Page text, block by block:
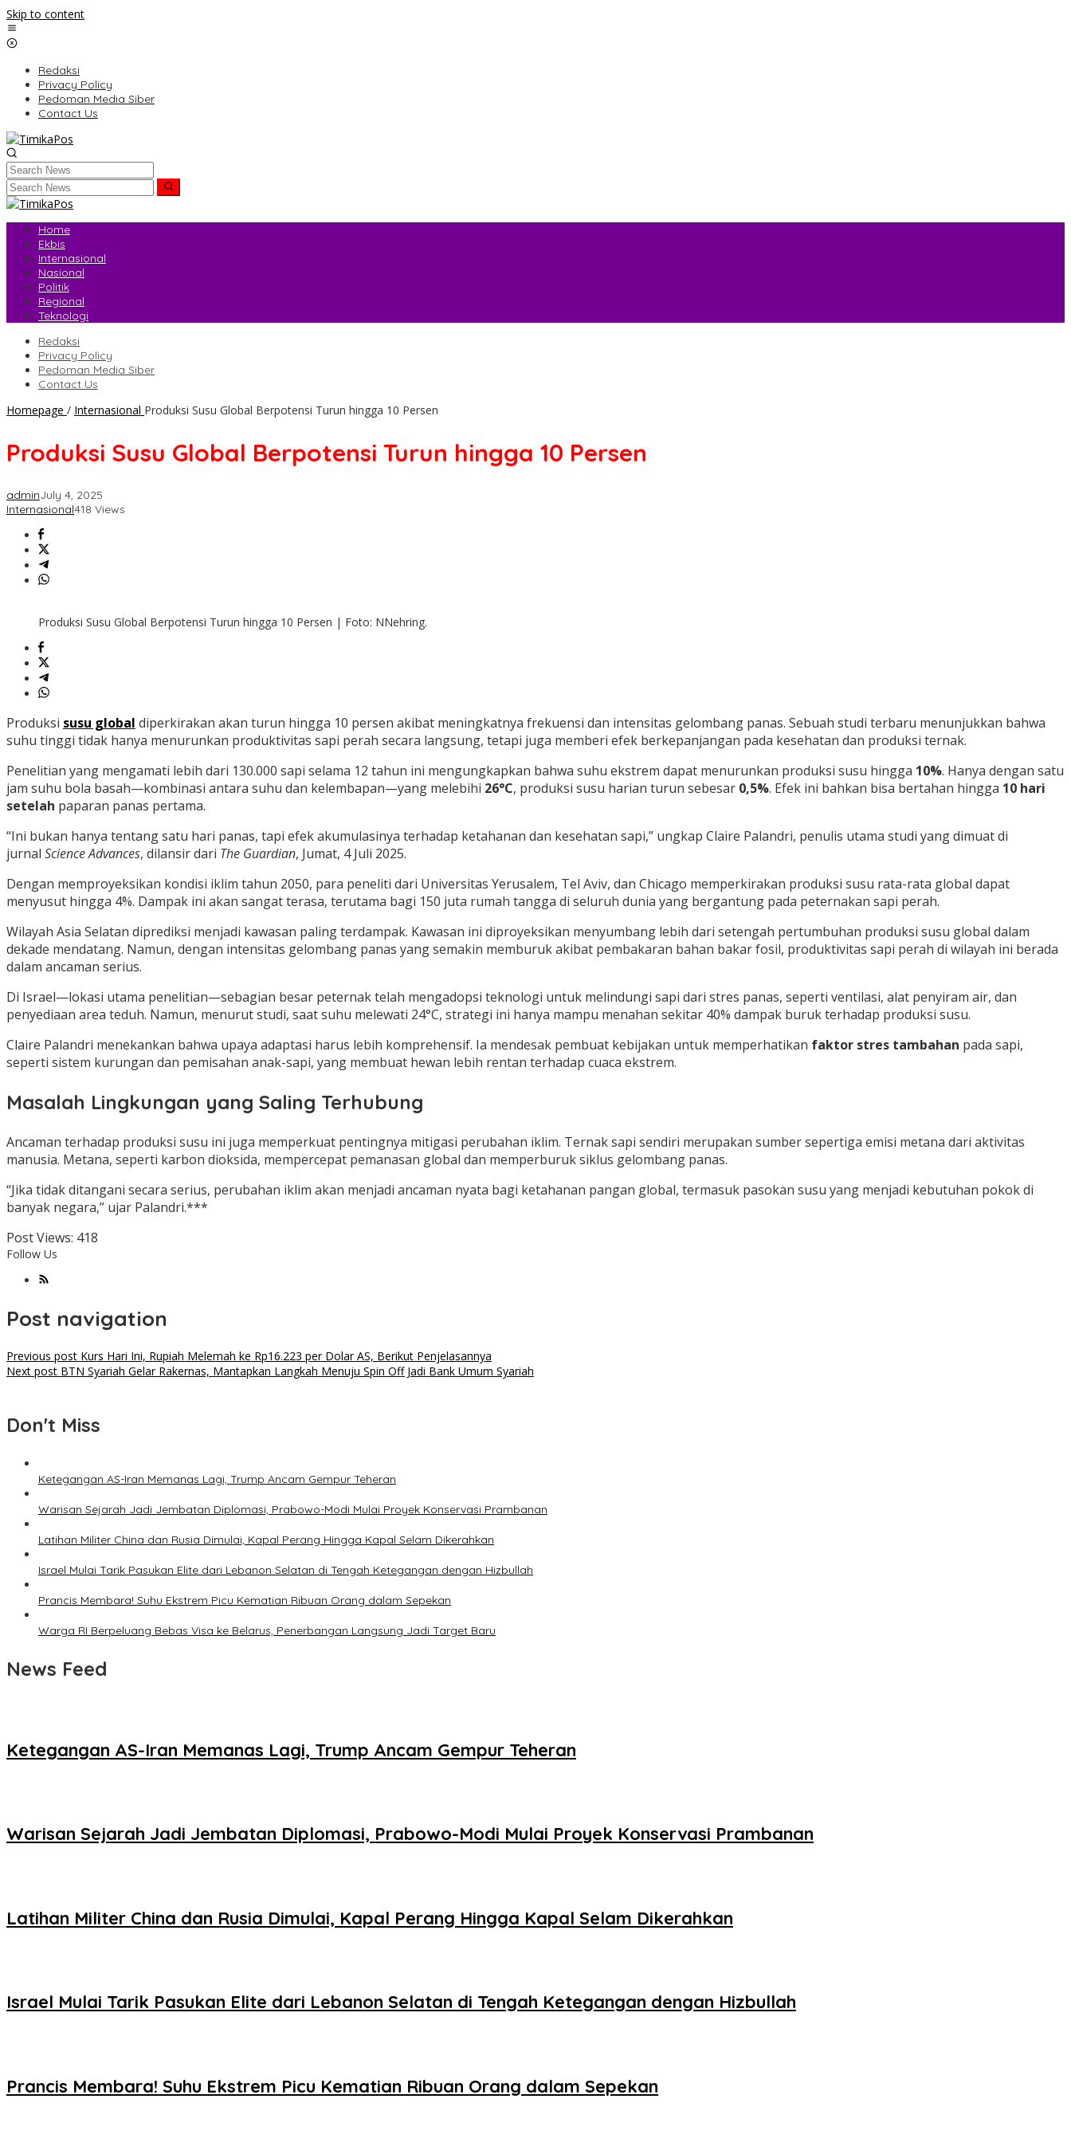
Skip to content
Redaksi
Privacy Policy
Pedoman Media Siber
Contact Us
Home
Ekbis
Internasional
Nasional
Politik
Regional
Teknologi
Redaksi
Privacy Policy
Pedoman Media Siber
Contact Us
Homepage / Internasional Produksi Susu Global Berpotensi Turun hingga 10 Persen
Produksi Susu Global Berpotensi Turun hingga 10 Persen
adminJuly 4, 2025
Internasional418 Views
Produksi Susu Global Berpotensi Turun hingga 10 Persen | Foto: NNehring.
Produksi susu global diperkirakan akan turun hingga 10 persen akibat meningkatnya frekuensi dan intensitas gelombang panas. Sebuah studi terbaru menunjukkan bahwa
suhu tinggi tidak hanya menurunkan produktivitas sapi perah secara langsung, tetapi juga memberi efek berkepanjangan pada kesehatan dan produksi ternak.
Penelitian yang mengamati lebih dari 130.000 sapi selama 12 tahun ini mengungkapkan bahwa suhu ekstrem dapat menurunkan produksi susu hingga 10%. Hanya dengan satu
jam suhu bola basah—kombinasi antara suhu dan kelembapan—yang melebihi 26°C, produksi susu harian turun sebesar 0,5%. Efek ini bahkan bisa bertahan hingga 10 hari
setelah paparan panas pertama.
“Ini bukan hanya tentang satu hari panas, tapi efek akumulasinya terhadap ketahanan dan kesehatan sapi,” ungkap Claire Palandri, penulis utama studi yang dimuat di
jurnal Science Advances, dilansir dari The Guardian, Jumat, 4 Juli 2025.
Dengan memproyeksikan kondisi iklim tahun 2050, para peneliti dari Universitas Yerusalem, Tel Aviv, dan Chicago memperkirakan produksi susu rata-rata global dapat
menyusut hingga 4%. Dampak ini akan sangat terasa, terutama bagi 150 juta rumah tangga di seluruh dunia yang bergantung pada peternakan sapi perah.
Wilayah Asia Selatan diprediksi menjadi kawasan paling terdampak. Kawasan ini diproyeksikan menyumbang lebih dari setengah pertumbuhan produksi susu global dalam
dekade mendatang. Namun, dengan intensitas gelombang panas yang semakin memburuk akibat pembakaran bahan bakar fosil, produktivitas sapi perah di wilayah ini berada
dalam ancaman serius.
Di Israel—lokasi utama penelitian—sebagian besar peternak telah mengadopsi teknologi untuk melindungi sapi dari stres panas, seperti ventilasi, alat penyiram air, dan
penyediaan area teduh. Namun, menurut studi, saat suhu melewati 24°C, strategi ini hanya mampu menahan sekitar 40% dampak buruk terhadap produksi susu.
Claire Palandri menekankan bahwa upaya adaptasi harus lebih komprehensif. Ia mendesak pembuat kebijakan untuk memperhatikan faktor stres tambahan pada sapi,
seperti sistem kurungan dan pemisahan anak-sapi, yang membuat hewan lebih rentan terhadap cuaca ekstrem.
Masalah Lingkungan yang Saling Terhubung
Ancaman terhadap produksi susu ini juga memperkuat pentingnya mitigasi perubahan iklim. Ternak sapi sendiri merupakan sumber sepertiga emisi metana dari aktivitas
manusia. Metana, seperti karbon dioksida, mempercepat pemanasan global dan memperburuk siklus gelombang panas.
“Jika tidak ditangani secara serius, perubahan iklim akan menjadi ancaman nyata bagi ketahanan pangan global, termasuk pasokan susu yang menjadi kebutuhan pokok di
banyak negara,” ujar Palandri.***
Post Views: 418
Follow Us
Post navigation
Previous post Kurs Hari Ini, Rupiah Melemah ke Rp16.223 per Dolar AS, Berikut Penjelasannya
Next post BTN Syariah Gelar Rakernas, Mantapkan Langkah Menuju Spin Off Jadi Bank Umum Syariah
Don't Miss
Ketegangan AS-Iran Memanas Lagi, Trump Ancam Gempur Teheran
Warisan Sejarah Jadi Jembatan Diplomasi, Prabowo-Modi Mulai Proyek Konservasi Prambanan
Latihan Militer China dan Rusia Dimulai, Kapal Perang Hingga Kapal Selam Dikerahkan
Israel Mulai Tarik Pasukan Elite dari Lebanon Selatan di Tengah Ketegangan dengan Hizbullah
Prancis Membara! Suhu Ekstrem Picu Kematian Ribuan Orang dalam Sepekan
Warga RI Berpeluang Bebas Visa ke Belarus, Penerbangan Langsung Jadi Target Baru
News Feed
Ketegangan AS-Iran Memanas Lagi, Trump Ancam Gempur Teheran
Warisan Sejarah Jadi Jembatan Diplomasi, Prabowo-Modi Mulai Proyek Konservasi Prambanan
Latihan Militer China dan Rusia Dimulai, Kapal Perang Hingga Kapal Selam Dikerahkan
Israel Mulai Tarik Pasukan Elite dari Lebanon Selatan di Tengah Ketegangan dengan Hizbullah
Prancis Membara! Suhu Ekstrem Picu Kematian Ribuan Orang dalam Sepekan